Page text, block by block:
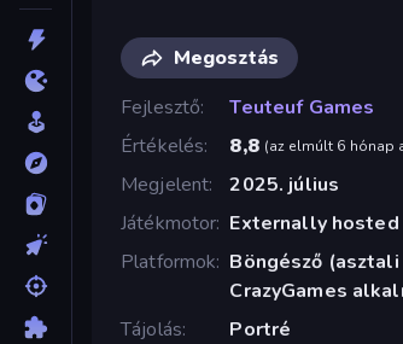
Megosztás
Fejlesztő
Teuteuf Games
Értékelés
8,8 (az elmúlt 6 hónap
Megjelent
2025. július
Játékmotor Externally hosted
Platformok Böngésző
CrazyGames
Tájolás
Portré